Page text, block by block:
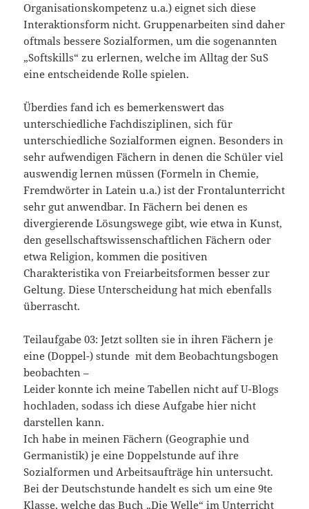
Organisationskompetenz u.a.) eignet sich diese
Interaktionsform nicht. Gruppenarbeiten sind daher
oftmals bessere Sozialformen, um die sogenannten
„Softskills“ zu erlernen, welche im Alltag der SuS
eine entscheidende Rolle spielen.
Überdies fand ich es bemerkenswert das
unterschiedliche Fachdisziplinen, sich für
unterschiedliche Sozialformen eignen. Besonders in
sehr aufwendigen Fächern in denen die Schüler viel
auswendig lernen müssen (Formeln in Chemie,
Fremdwörter in Latein u.a.) ist der Frontalunterricht
sehr gut anwendbar. In Fächern bei denen es
divergierende Lösungswege gibt, wie etwa in Kunst,
den gesellschaftswissenschaftlichen Fächern oder
etwa Religion, kommen die positiven
Charakteristika von Freiarbeitsformen besser zur
Geltung. Diese Unterscheidung hat mich ebenfalls
überrascht.
Teilaufgabe 03: Jetzt sollten sie in ihren Fächern je
eine (Doppel-) stunde mit dem Beobachtungsbogen
beobachten –
Leider konnte ich meine Tabellen nicht auf U-Blogs
hochladen, sodass ich diese Aufgabe hier nicht
darstellen kann.
Ich habe in meinen Fächern (Geographie und
Germanistik) je eine Doppelstunde auf ihre
Sozialformen und Arbeitsaufträge hin untersucht.
Bei der Deutschstunde handelt es sich um eine 9te
Klasse, welche das Buch „Die Welle“ im Unterricht